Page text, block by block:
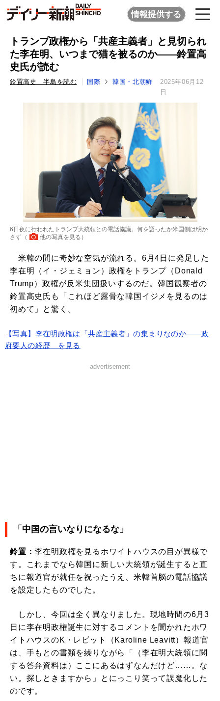
情報提供する
トランプ政権から「共産主義者」と見切られ
た李在明、いつまで猫を被るのか――鈴置高
史氏が読む
鈴置高史 半島を読む 国際 韓国・北朝鮮
2025年06月12
日
6日夜に行われたトランプ大統領との電話協議。何を語ったか米国側は明か
さず（
他の写真を見る ）
米韓の間に奇妙な空気が流れる。6月4日に発足した
李在明（イ・ジェミョン）政権をトランプ（Donald
Trump）政権が反米集団扱いするのだ。韓国観察者の
鈴置高史氏も「これほど露骨な韓国イジメを見るのは
初めて」と驚く。
【写真】李在明政権は「共産主義者」の集まりなのか――政
府要人の経歴 を見る
advertisement
「中国の言いなりになるな」
鈴置：李在明政権を見るホワイトハウスの目が異様で
す。これまでなら韓国に新しい大統領が誕生すると直
ちに報道官が就任を祝ったうえ、米韓首脳の電話協議
を設定したものでした。
しかし、今回は全く異なりました。現地時間の6月3
日に李在明政権誕生に対するコメントを聞かれたホワ
イトハウスのK・レビット（Karoline Leavitt）報道官
は、手もとの書類を繰りながら「（李在明大統領に関
する答弁資料は）ここにあるはずなんだけど……。な
い。探しときますから」とにっこり笑って誤魔化した
のです。